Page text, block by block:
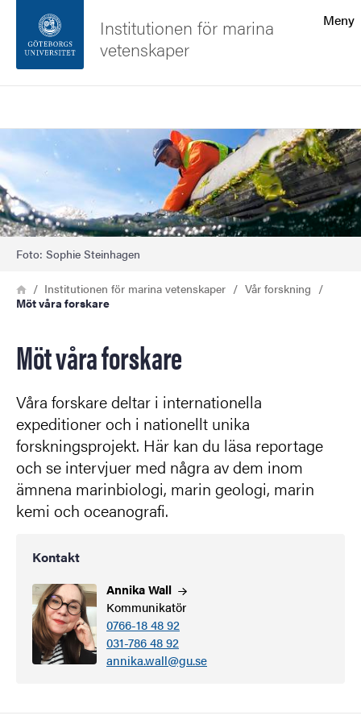
Sidfoten
Om webbplatsen
Meny
Institutionen för marina
vetenskaper
Bild
Foto: Sophie Steinhagen
Länkstig
HemInstitutionen för marina vetenskaper
Vår forskning
Möt våra forskare
Möt våra forskare
Våra forskare deltar i internationella
expeditioner och i nationellt unika
forskningsprojekt. Här kan du läsa reportage
och se intervjuer med några av dem inom
ämnena marinbiologi, marin geologi, marin
kemi och oceanografi.
Kontakt
AnnikaWall
Kommunikatör
0766-18 48 92
031-786 48 92
annika.wall@gu.se